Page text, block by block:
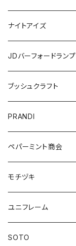
ナイトアイズ
JDバーフォードランプ
ブッシュクラフト
PRANDI
ペパーミント商会
モチヅキ
ユニフレーム
SOTO